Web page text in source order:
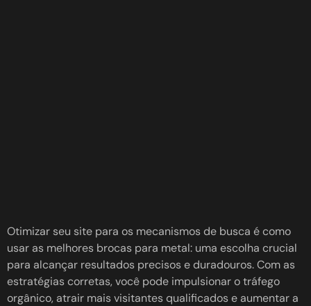
Otimizar seu site para os mecanismos de busca é como
usar as melhores brocas para metal: uma escolha crucial
para alcançar resultados precisos e duradouros. Com as
estratégias corretas, você pode impulsionar o tráfego
orgânico, atrair mais visitantes qualificados e aumentar a